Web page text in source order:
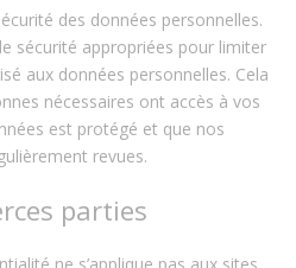
des données personnelles.
sécurité appropriées pour limiter
aux données personnelles. Cela
nécessaires ont accès à vos
est protégé et que nos
revues.
parties